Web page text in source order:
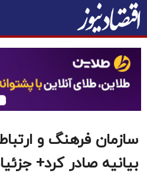
سازمان فرهنگ و
بیانیه صادر کرد+